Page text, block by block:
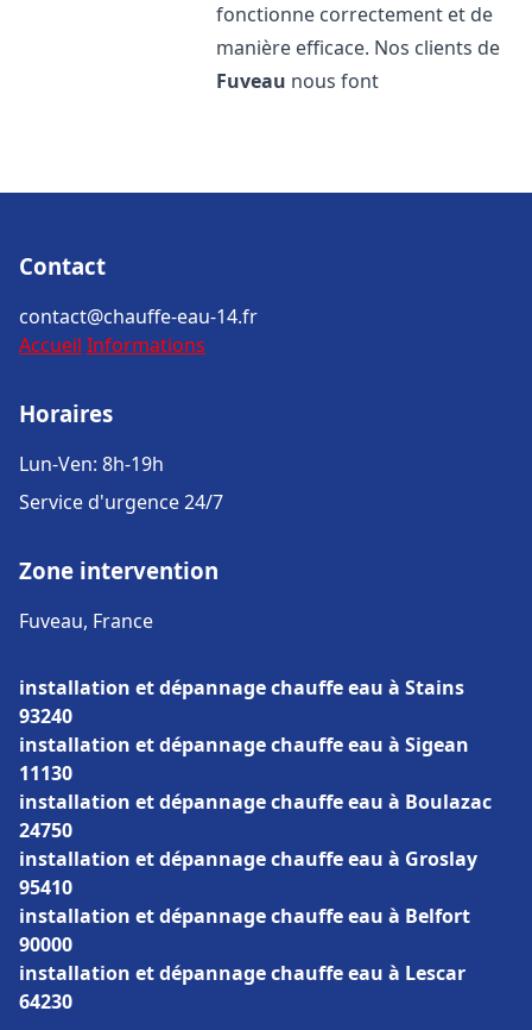
fonctionne correctement et de
manière efficace. Nos clients de
Fuveau nous font
Contact
contact@chauffe-eau-14.fr
Accueil Informations
Horaires
Lun-Ven: 8h-19h
Service d'urgence 24/7
Zone intervention
Fuveau, France
installation et dépannage chauffe eau à Stains
93240
installation et dépannage chauffe eau à Sigean
11130
installation et dépannage chauffe eau à Boulazac
24750
installation et dépannage chauffe eau à Groslay
95410
installation et dépannage chauffe eau à Belfort
90000
installation et dépannage chauffe eau à Lescar
64230